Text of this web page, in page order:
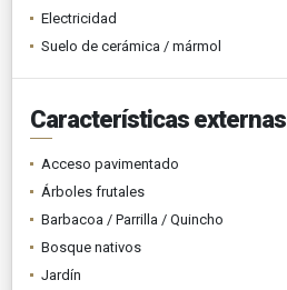
Electricidad
Suelo de cerámica / mármol
Características externas
Acceso pavimentado
Árboles frutales
Barbacoa / Parrilla / Quincho
Bosque nativos
Jardín